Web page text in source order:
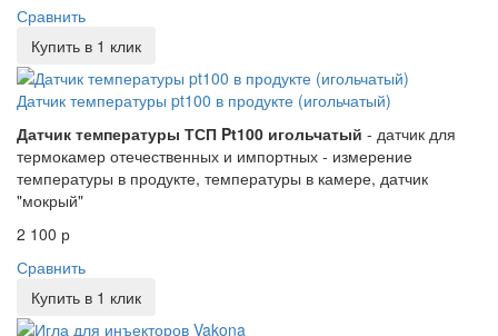
Сравнить
Купить в 1 клик
Датчик температуры pt100 в продукте (игольчатый)
Датчик температуры ТСП Pt100 игольчатый - датчик для
термокамер отечественных и импортных - измерение
температуры в продукте, температуры в камере, датчик
"мокрый"
2 100 р
Сравнить
Купить в 1 клик